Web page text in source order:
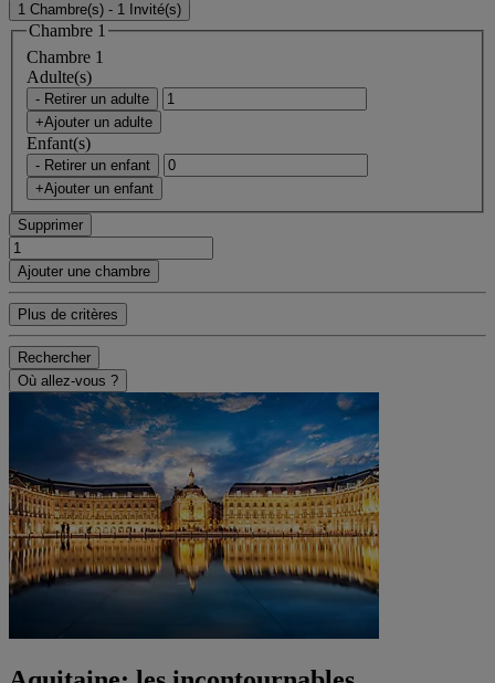
1 Chambre(s) - 1 Invité(s)
Chambre 1
Chambre 1
Adulte(s)
- Retirer un adulte
+Ajouter un adulte
Enfant(s)
- Retirer un enfant
+Ajouter un enfant
Supprimer
Ajouter une chambre
Plus de critères
Rechercher
Où allez-vous ?